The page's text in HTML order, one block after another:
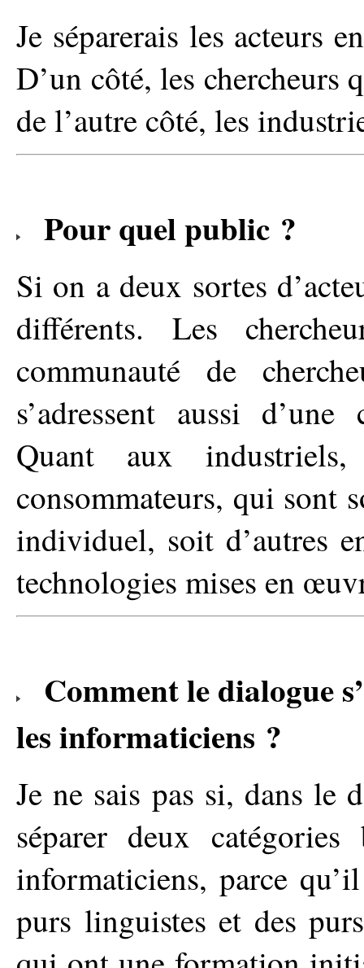
Je séparerais les acteurs
D’un côté, les chercheurs
de l’autre côté, les
Pour quel public ?
Si on a deux sortes
différents. Les
communauté de
s’adressent aussi
Quant aux
consommateurs, qui sont
individuel, soit d’autres
technologies mises en
Comment le dialogue
les informaticiens ?
Je ne sais pas si, dans le
séparer deux
informaticiens, parce
purs linguistes et des